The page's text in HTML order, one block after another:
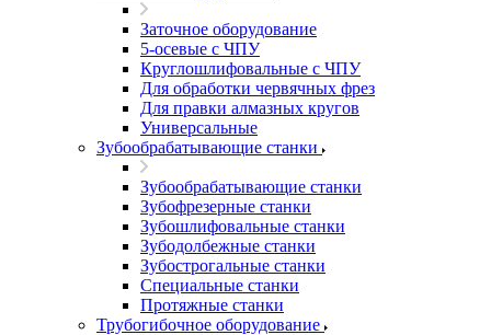
Заточное оборудование
5-осевые с ЧПУ
Круглошлифовальные с ЧПУ
Для обработки червячных фрез
Для правки алмазных кругов
Универсальные
Зубообрабатывающие станки
Зубообрабатывающие станки
Зубофрезерные станки
Зубошлифовальные станки
Зубодолбежные станки
Зубострогальные станки
Специальные станки
Протяжные станки
Трубогибочное оборудование